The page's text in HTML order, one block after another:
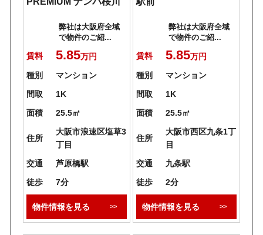
弊社は大阪府全域
で物件のご紹...
賃料 5.85万円
種別
マンション
間取
1K
面積
25.5㎡
住所
大阪市浪速区塩草3
丁目
交通
芦原橋駅
徒歩
7分
物件情報を見る
弊社は大阪府全域
で物件のご紹...
賃料 5.85万円
種別
マンション
間取
1K
面積
25.5㎡
住所
大阪市西区九条1丁
目
交通
九条駅
徒歩
2分
物件情報を見る